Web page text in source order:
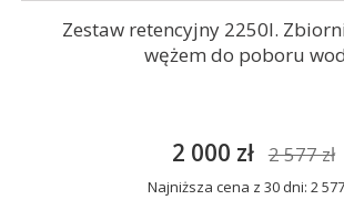
Zestaw retencyjny 2250l.
wężem do poboru
2 000 zł 2 577 zł
Najniższa cena z 30 dni: 2 577